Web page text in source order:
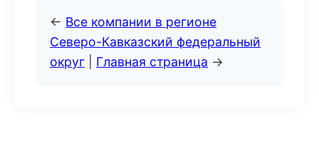
← Все компании в регионе
Северо-Кавказский федеральный
округ
Главная страница →